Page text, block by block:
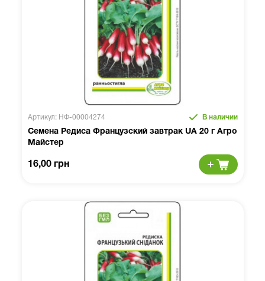
Артикул: НФ-00004274 В наличии
Семена Редиса Французский завтрак UA 20 г Агро
Майстер
16,00 грн